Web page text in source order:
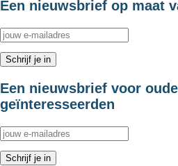
Een nieuwsbrief op maat
Een nieuwsbrief voor
geïnteresseerden